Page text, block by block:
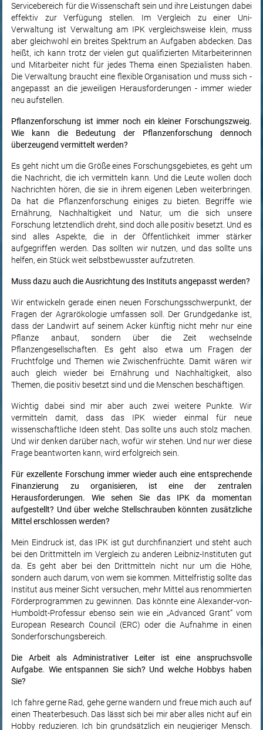
Servicebereich für die Wissenschaft sein und ihre Leistungen dabei
effektiv zur Verfügung stellen. Im Vergleich zu einer Uni-
Verwaltung ist Verwaltung am IPK vergleichsweise klein, muss
aber gleichwohl ein breites Spektrum an Aufgaben abdecken. Das
heißt, ich kann trotz der vielen gut qualifizierten Mitarbeiterinnen
und Mitarbeiter nicht für jedes Thema einen Spezialisten haben.
Die Verwaltung braucht eine flexible Organisation und muss sich -
angepasst an die jeweiligen Herausforderungen - immer wieder
neu aufstellen.
Pflanzenforschung ist immer noch ein kleiner Forschungszweig.
Wie kann die Bedeutung der Pflanzenforschung dennoch
überzeugend vermittelt werden?
Es geht nicht um die Größe eines Forschungsgebietes, es geht um
die Nachricht, die ich vermitteln kann. Und die Leute wollen doch
Nachrichten hören, die sie in ihrem eigenen Leben weiterbringen.
Da hat die Pflanzenforschung einiges zu bieten. Begriffe wie
Ernährung, Nachhaltigkeit und Natur, um die sich unsere
Forschung letztendlich dreht, sind doch alle positiv besetzt. Und es
sind alles Aspekte, die in der Öffentlichkeit immer stärker
aufgegriffen werden. Das sollten wir nutzen, und das sollte uns
helfen, ein Stück weit selbstbewusster aufzutreten.
Muss dazu auch die Ausrichtung des Instituts angepasst werden?
Wir entwickeln gerade einen neuen Forschungsschwerpunkt, der
Fragen der Agrarökologie umfassen soll. Der Grundgedanke ist,
dass der Landwirt auf seinem Acker künftig nicht mehr nur eine
Pflanze anbaut, sondern über die Zeit wechselnde
Pflanzengesellschaften. Es geht also etwa um Fragen der
Fruchtfolge und Themen wie Zwischenfrüchte. Damit wären wir
auch gleich wieder bei Ernährung und Nachhaltigkeit, also
Themen, die positiv besetzt sind und die Menschen beschäftigen.
Wichtig dabei sind mir aber auch zwei weitere Punkte. Wir
vermitteln damit, dass das IPK wieder einmal für neue
wissenschaftliche Ideen steht. Das sollte uns auch stolz machen.
Und wir denken darüber nach, wofür wir stehen. Und nur wer diese
Frage beantworten kann, wird erfolgreich sein.
Für exzellente Forschung immer wieder auch eine entsprechende
Finanzierung zu organisieren, ist eine der zentralen
Herausforderungen. Wie sehen Sie das IPK da momentan
aufgestellt? Und über welche Stellschrauben könnten zusätzliche
Mittel erschlossen werden?
Mein Eindruck ist, das IPK ist gut durchfinanziert und steht auch
bei den Drittmitteln im Vergleich zu anderen Leibniz-Instituten gut
da. Es geht aber bei den Drittmitteln nicht nur um die Höhe,
sondern auch darum, von wem sie kommen. Mittelfristig sollte das
Institut aus meiner Sicht versuchen, mehr Mittel aus renommierten
Förderprogrammen zu gewinnen. Das könnte eine Alexander-von-
Humboldt-Professur ebenso sein wie ein „Advanced Grant“ vom
European Research Council (ERC) oder die Aufnahme in einen
Sonderforschungsbereich.
Die Arbeit als Administrativer Leiter ist eine anspruchsvolle
Aufgabe. Wie entspannen Sie sich? Und welche Hobbys haben
Sie?
Ich fahre gerne Rad, gehe gerne wandern und freue mich auch auf
einen Theaterbesuch. Das lässt sich bei mir aber alles nicht auf ein
Hobby reduzieren. Ich bin grundsätzlich ein neugieriger Mensch.